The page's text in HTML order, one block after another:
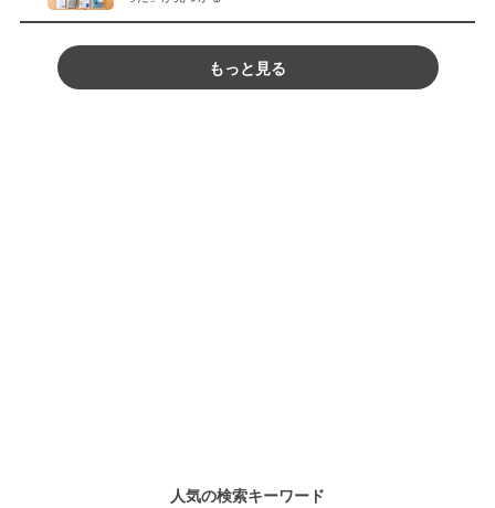
もっと見る
人気の検索キーワード